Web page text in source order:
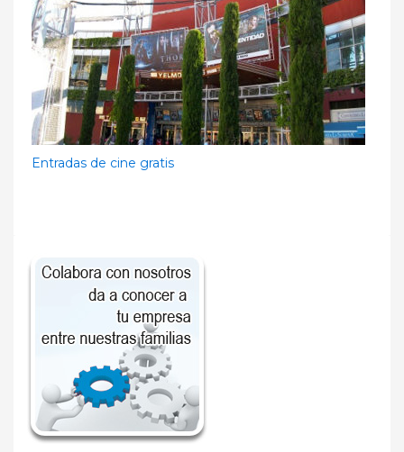
Entradas de cine gratis